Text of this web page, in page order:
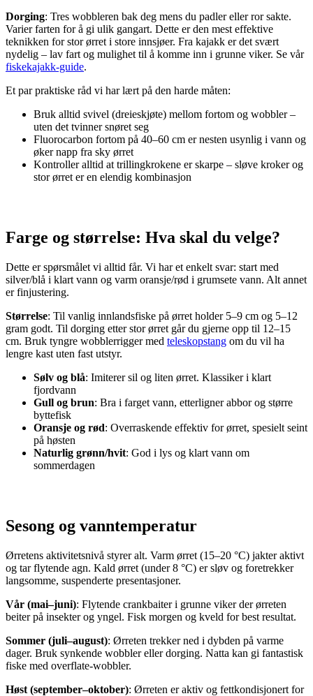
Dorging: Tres wobbleren bak deg mens du padler eller ror sakte.
Varier farten for å gi ulik gangart. Dette er den mest effektive
teknikken for stor ørret i store innsjøer. Fra kajakk er det svært
nydelig – lav fart og mulighet til å komme inn i grunne viker. Se vår
fiskekajakk-guide.
Et par praktiske råd vi har lært på den harde måten:
Bruk alltid svivel (dreieskjøte) mellom fortom og wobbler –
uten det tvinner snøret seg
Fluorocarbon fortom på 40–60 cm er nesten usynlig i vann og
øker napp fra sky ørret
Kontroller alltid at trillingkrokene er skarpe – sløve kroker og
stor ørret er en elendig kombinasjon
Farge og størrelse: Hva skal du velge?
Dette er spørsmålet vi alltid får. Vi har et enkelt svar: start med
silver/blå i klart vann og varm oransje/rød i grumsete vann. Alt annet
er finjustering.
Størrelse: Til vanlig innlandsfiske på ørret holder 5–9 cm og 5–12
gram godt. Til dorging etter stor ørret går du gjerne opp til 12–15
cm. Bruk tyngre wobblerrigger med teleskopstang om du vil ha
lengre kast uten fast utstyr.
Sølv og blå: Imiterer sil og liten ørret. Klassiker i klart
fjordvann
Gull og brun: Bra i farget vann, etterligner abbor og større
byttefisk
Oransje og rød: Overraskende effektiv for ørret, spesielt seint
på høsten
Naturlig grønn/hvit: God i lys og klart vann om
sommerdagen
Sesong og vanntemperatur
Ørretens aktivitetsnivå styrer alt. Varm ørret (15–20 °C) jakter aktivt
og tar flytende agn. Kald ørret (under 8 °C) er sløv og foretrekker
langsomme, suspenderte presentasjoner.
Vår (mai–juni): Flytende crankbaiter i grunne viker der ørreten
beiter på insekter og yngel. Fisk morgen og kveld for best resultat.
Sommer (juli–august): Ørreten trekker ned i dybden på varme
dager. Bruk synkende wobbler eller dorging. Natta kan gi fantastisk
fiske med overflate-wobbler.
Høst (september–oktober): Ørreten er aktiv og fettkondisjonert for